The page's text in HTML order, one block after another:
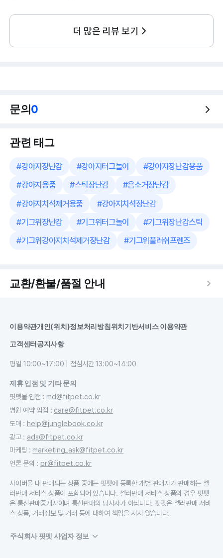
더 많은 리뷰 보기
문의0
관련 태그
#강아지장난감 #강아지터그놀이 #강아지장난감용품
#강아지용품 #스틱장난감 #음소거장난감
#강아지치석제거용품 #강아지치석장난감
#기그위장난감 #기그위터그놀이 #기그위장난감스틱
#기그위강아지치석제거장난감 #기그위플러쉬프렌즈
교환/환불/품절 안내
이용약관개인(위치)정보처리방침위치기반서비스 이용약관
고객센터공지사항
평일 10:00~17:00 | 점심시간 13:00~14:00
제휴 입점 및 기타 문의
핏펫몰 입점 : md@fitpet.co.kr
병원 예약 입점 : care@fitpet.co.kr
도매 : help@junglebook.co.kr
광고: ads@fitpet.co.kr
마케팅 : marketing_ask@fitpet.co.kr
언론 문의 : pr@fitpet.co.kr
사이버몰 내 판매되는 상품 중에는 핏펫에 등록한 개별 판매자가 판매하는 셀
러판매 서비스 상품이 포함되어 있습니다. 셀러판매 서비스 상품의 경우 핏펫
은 통신판매중개자이며 통신판매의 당사자가 아닙니다. 핏펫은 셀러판매 서비
스 상품, 거래정보 및 거래 등에 대하여 책임을 지지 않습니다.
주식회사 핏펫 사업자 정보